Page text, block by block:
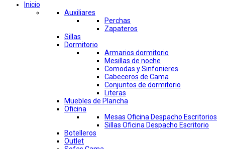
Inicio
Auxiliares
Perchas
Zapateros
Sillas
Dormitorio
Armarios dormitorio
Mesillas de noche
Comodas y Sinfonieres
Cabeceros de Cama
Conjuntos de dormitorio
Literas
Muebles de Plancha
Oficina
Mesas Oficina Despacho Escritorios
Sillas Oficina Despacho Escritorio
Botelleros
Outlet